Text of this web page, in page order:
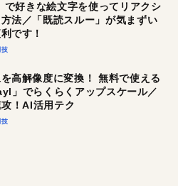
で好きな絵文字を使ってリアクシ
方法／「既読スルー」が気まずい
です！
技
高解像度に変換！ 無料で使える
」でらくらくアップスケール／
！AI活用テク
技